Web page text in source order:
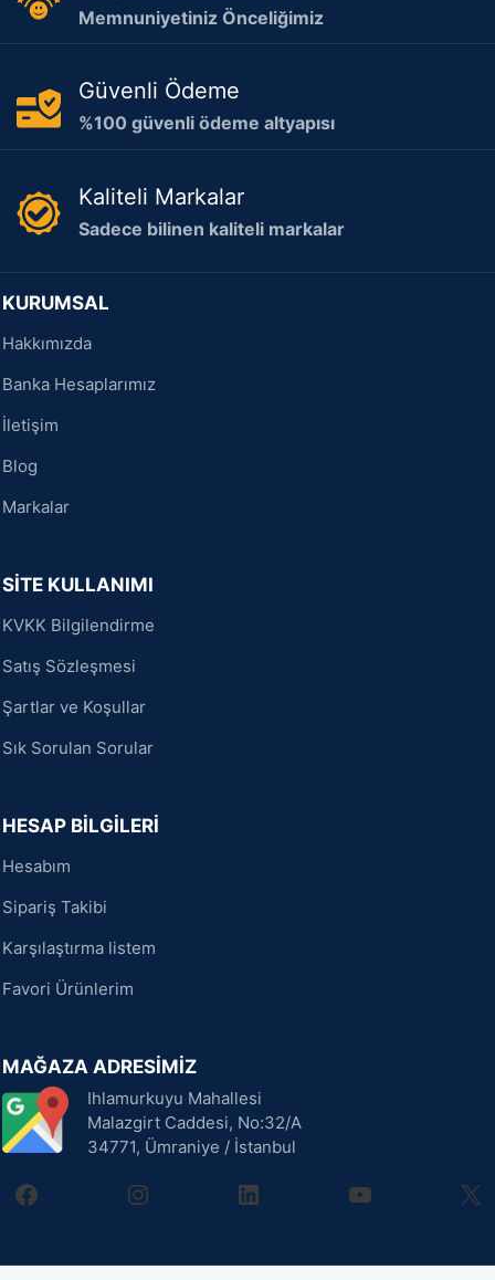
Memnuniyetiniz Önceliğimiz
Güvenli Ödeme
%100 güvenli ödeme altyapısı
Kaliteli Markalar
Sadece bilinen kaliteli markalar
KURUMSAL
Hakkımızda
Banka Hesaplarımız
İletişim
Blog
Markalar
SİTE KULLANIMI
KVKK Bilgilendirme
Satış Sözleşmesi
Şartlar ve Koşullar
Sık Sorulan Sorular
HESAP BİLGİLERİ
Hesabım
Sipariş Takibi
Karşılaştırma listem
Favori Ürünlerim
MAĞAZA ADRESİMİZ
Ihlamurkuyu Mahallesi
Malazgirt Caddesi, No:32/A
34771, Ümraniye / İstanbul
facebookinstagramlinkedin youtube X